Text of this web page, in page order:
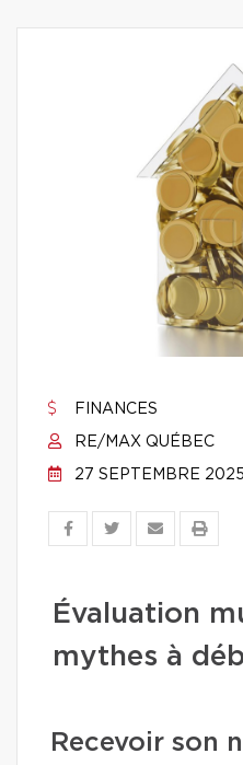
FINANCES
RE/MAX QUÉBEC
27 SEPTEMBRE 2025
Évaluation
mythes à
Recevoir son